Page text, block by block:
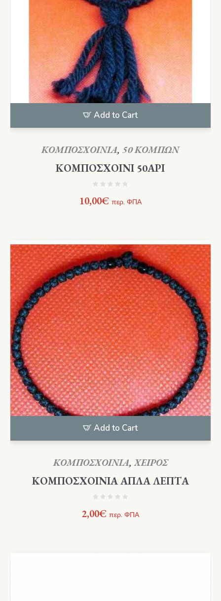
Add to Cart
ΚΟΜΠΟΣΧΟΙΝΙΑ,50 ΚΟΜΠΩΝ
ΚΟΜΠΟΣΧΟΙΝΙ 50ΑΡΙ
10,00€ περ. ΦΠΑ
Add to Cart
ΚΟΜΠΟΣΧΟΙΝΙΑ,ΧΕΙΡΟΣ
ΚΟΜΠΟΣΧΟΙΝΙΑ ΑΠΛΑ ΛΕΠΤΑ
2,00€ περ. ΦΠΑ